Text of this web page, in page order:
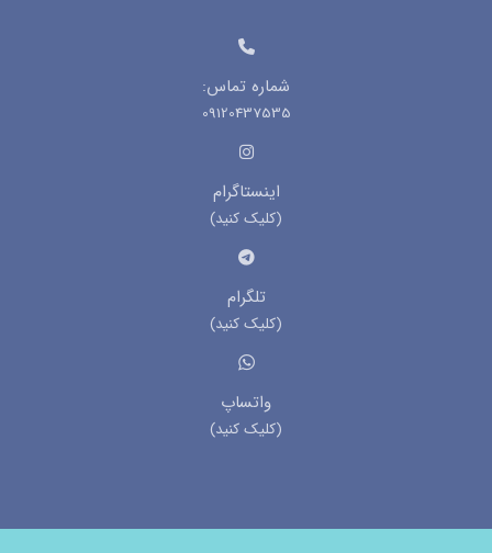
شماره تماس:
09120437535
اینستاگرام
(کلیک کنید)
تلگرام
(کلیک کنید)
واتساپ
(کلیک کنید)